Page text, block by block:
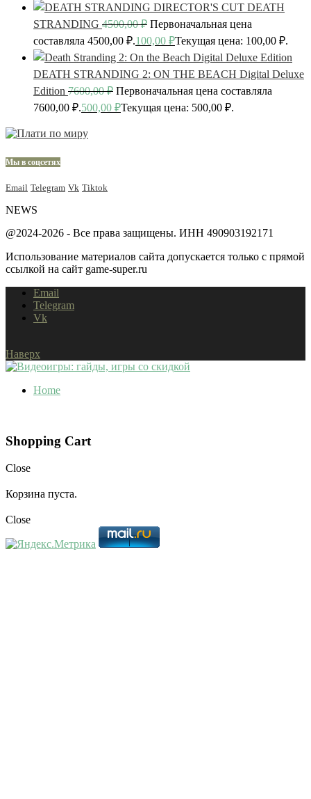
DEATH
STRANDING 4500,00₽ Первоначальная цена
составляла 4500,00 ₽.100,00 ₽Текущая цена: 100,00 ₽.
DEATH STRANDING 2: ON THE BEACH Digital Deluxe
Edition 7600,00₽ Первоначальная цена составляла
7600,00 ₽.500,00 ₽Текущая цена: 500,00 ₽.
Мы в соцсетях
Email Telegram Vk Tiktok
NEWS
@2024-2026 - Все права защищены. ИНН 490903192171
Использование материалов сайта допускается только с прямой
ссылкой на сайт game-super.ru
Email
Telegram
Vk
Наверх
Home
Shopping Cart
Close
Корзина пуста.
Close